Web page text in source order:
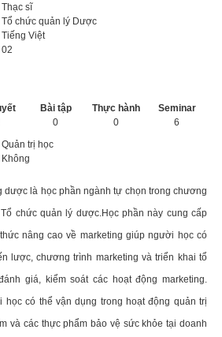
Thạc sĩ
Tổ chức quản lý Dược
Tiếng Việt
02
Bài tập Thực hành
Seminar
0 0
6
Quản trị học
Không
dược là học phần ngành tự chọn trong chương
chức quản lý dược.Học phần này cung cấp
nâng cao về marketing giúp người học có
lược, chương trình marketing và triển khai tổ
giá, kiểm soát các hoạt động marketing.
học có thể vận dụng trong hoạt động quản trị
và các thực phẩm bảo vệ sức khỏe tại doanh